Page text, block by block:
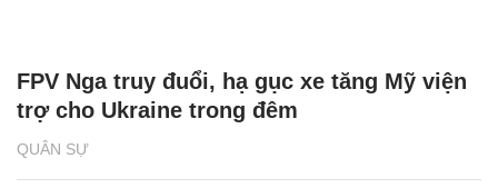
QUÂN SỰ
FPV Nga truy đuổi, hạ gục xe tăng Mỹ viện
trợ cho Ukraine trong đêm